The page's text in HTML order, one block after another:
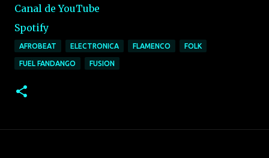
Canal de YouTube
Spotify
AFROBEAT ELECTRONICA FLAMENCO FOLK
FUEL FANDANGO FUSION